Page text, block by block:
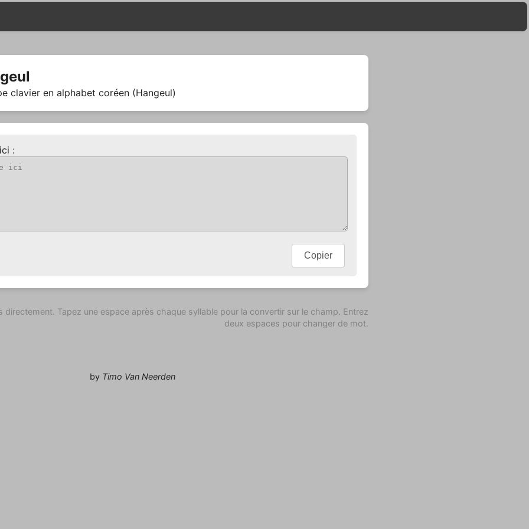
clavier en alphabet coréen (Hangeul)
:
Copier
directement. Tapez une espace après chaque syllable pour la convertir sur le champ. Entrez
deux espaces pour changer de mot.
by Timo Van Neerden